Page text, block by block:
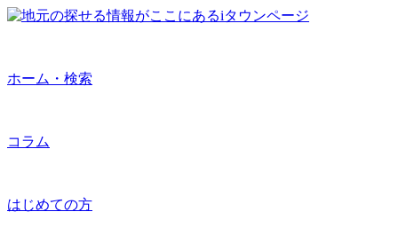
ホーム・検索
コラム
はじめての方